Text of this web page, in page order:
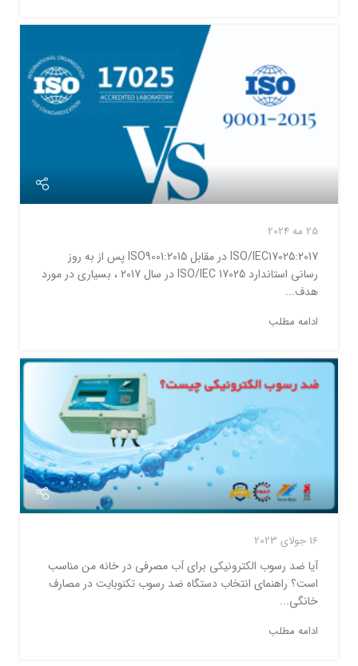
25 مه 2024
ISO/IEC17025:2017 در مقابل ISO9001:2015 پس از به روز
رسانی استاندارد ISO/IEC 17025 در سال 2017 ، بسیاری در مورد
هدف...
ادامه مطلب
16 جولای 2023
آیا ضد رسوب الکترونیکی برای آب مصرفی در خانه من مناسب
است؟ راهنمای انتخاب دستگاه ضد رسوب تکنوبایت در مصارف
خانگی...
ادامه مطلب